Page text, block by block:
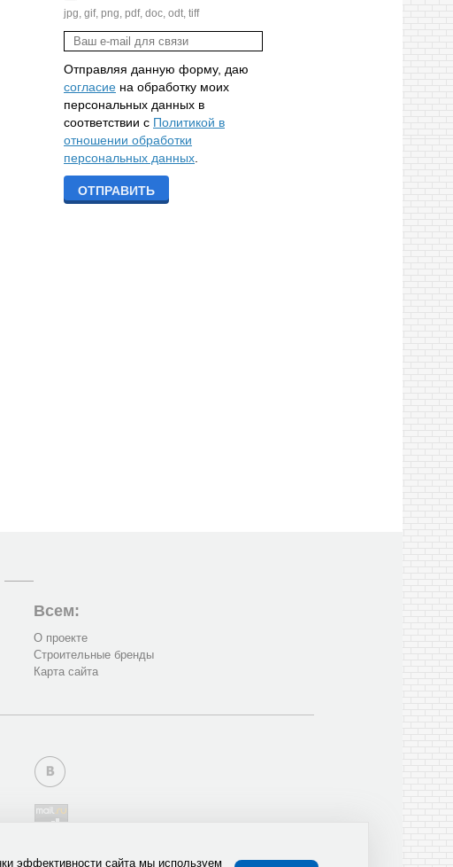
jpg, gif, png, pdf, doc, odt, tiff
Отправляя данную форму, даю
согласие на обработку моих
персональных данных в
соответствии с Политикой в
отношении обработки
персональных данных
Всем:
О проекте
Строительные бренды
Карта сайта
эффективности сайта мы используем